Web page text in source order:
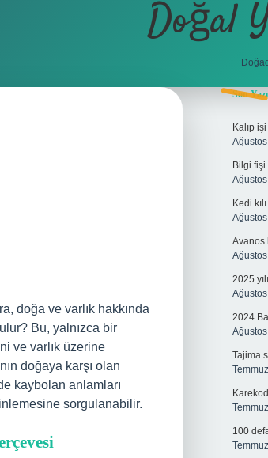
Doğal
doğa ve varlık hakkında
Bu, yalnızca bir
ve varlık üzerine
doğaya karşı olan
kaybolan anlamları
sorgulanabilir.
Son
Kalıp
Bilgi
Kedi
Avanos
2025
2024
Tajima
100